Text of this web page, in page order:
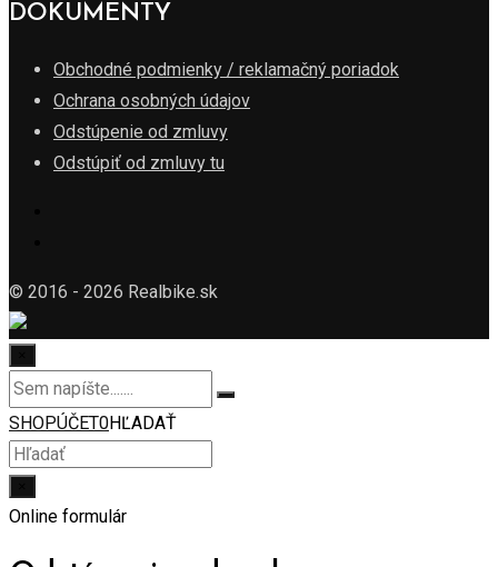
DOKUMENTY
Obchodné podmienky / reklamačný poriadok
Ochrana osobných údajov
Odstúpenie od zmluvy
Odstúpiť od zmluvy tu
© 2016 - 2026 Realbike.sk
SHOPÚČET0HĽADAŤ
Online formulár